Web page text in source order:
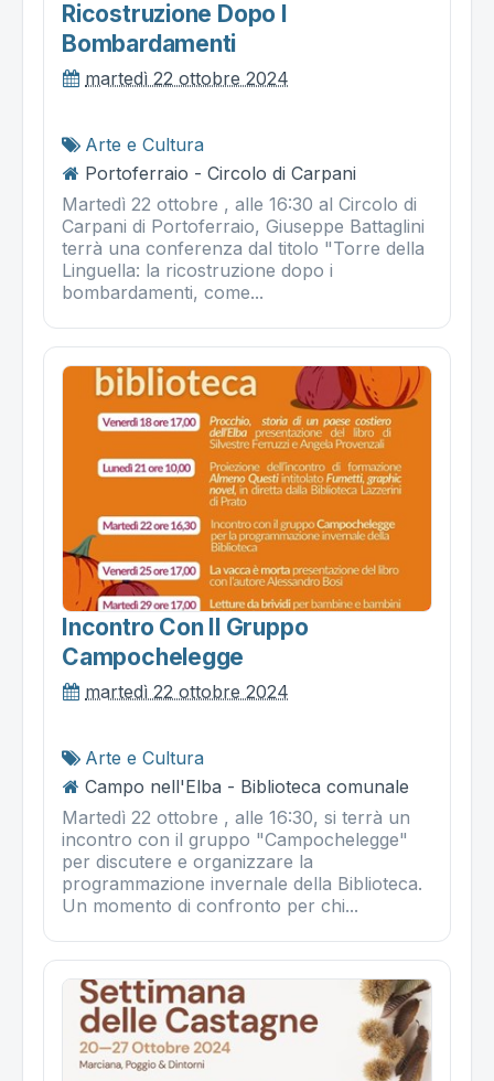
Ricostruzione Dopo I
Bombardamenti
martedì 22 ottobre 2024
Arte e Cultura
Portoferraio - Circolo di Carpani
Martedì 22 ottobre , alle 16:30 al Circolo di
Carpani di Portoferraio, Giuseppe Battaglini
terrà una conferenza dal titolo "Torre della
Linguella: la ricostruzione dopo i
bombardamenti, come...
Incontro Con Il Gruppo
Campochelegge
martedì 22 ottobre 2024
Arte e Cultura
Campo nell'Elba - Biblioteca comunale
Martedì 22 ottobre , alle 16:30, si terrà un
incontro con il gruppo "Campochelegge"
per discutere e organizzare la
programmazione invernale della Biblioteca.
Un momento di confronto per chi...